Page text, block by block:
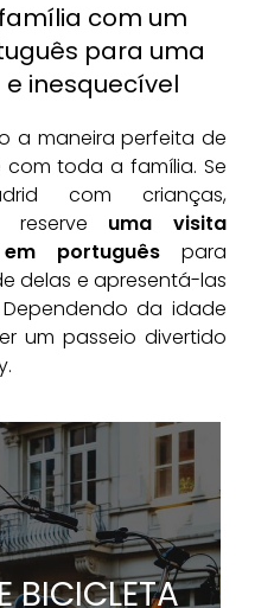
com um
para uma
inesquecível
a maneira perfeita de
toda a família. Se
com crianças,
reserve uma visita
português para
delas e apresentá-las
da idade
um passeio divertido
BICICLETA